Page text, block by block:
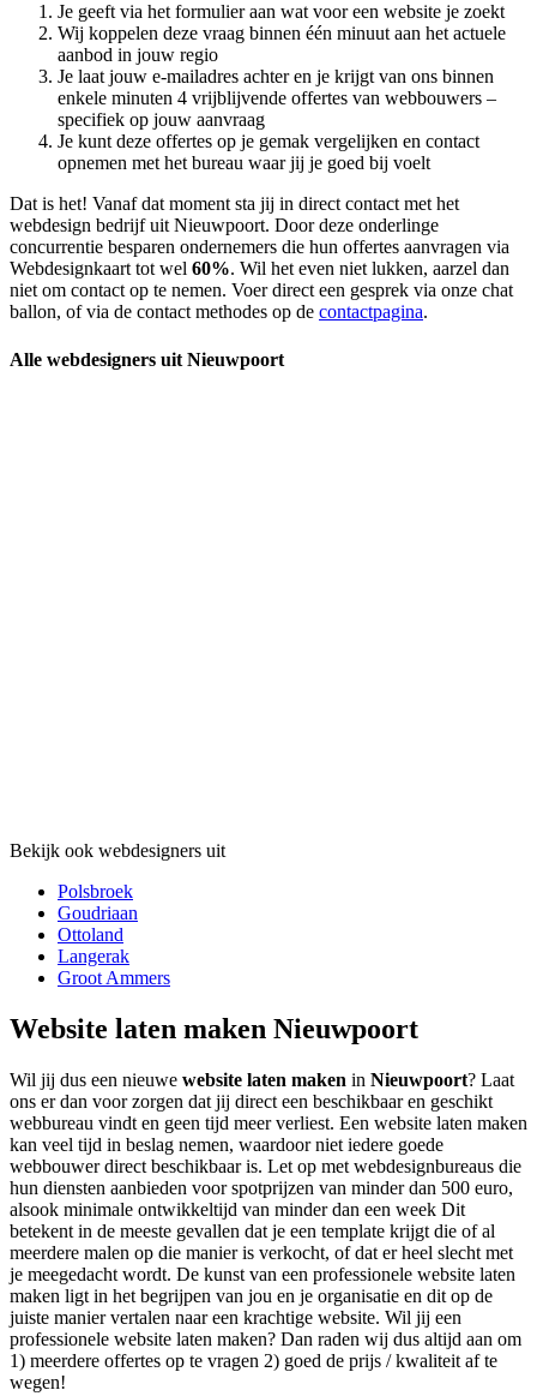
Je geeft via het formulier aan wat voor een website je zoekt
Wij koppelen deze vraag binnen één minuut aan het actuele
aanbod in jouw regio
Je laat jouw e-mailadres achter en je krijgt van ons binnen
enkele minuten 4 vrijblijvende offertes van webbouwers –
specifiek op jouw aanvraag
Je kunt deze offertes op je gemak vergelijken en contact
opnemen met het bureau waar jij je goed bij voelt
Dat is het! Vanaf dat moment sta jij in direct contact met het
webdesign bedrijf uit Nieuwpoort. Door deze onderlinge
concurrentie besparen ondernemers die hun offertes aanvragen via
Webdesignkaart tot wel 60%. Wil het even niet lukken, aarzel dan
niet om contact op te nemen. Voer direct een gesprek via onze chat
ballon, of via de contact methodes op de contactpagina.
Alle webdesigners uit Nieuwpoort
Bekijk ook webdesigners uit
Polsbroek
Goudriaan
Ottoland
Langerak
Groot Ammers
Website laten maken Nieuwpoort
Wil jij dus een nieuwe website laten maken in Nieuwpoort? Laat
ons er dan voor zorgen dat jij direct een beschikbaar en geschikt
webbureau vindt en geen tijd meer verliest. Een website laten maken
kan veel tijd in beslag nemen, waardoor niet iedere goede
webbouwer direct beschikbaar is. Let op met webdesignbureaus die
hun diensten aanbieden voor spotprijzen van minder dan 500 euro,
alsook minimale ontwikkeltijd van minder dan een week Dit
betekent in de meeste gevallen dat je een template krijgt die of al
meerdere malen op die manier is verkocht, of dat er heel slecht met
je meegedacht wordt. De kunst van een professionele website laten
maken ligt in het begrijpen van jou en je organisatie en dit op de
juiste manier vertalen naar een krachtige website. Wil jij een
professionele website laten maken? Dan raden wij dus altijd aan om
1) meerdere offertes op te vragen 2) goed de prijs / kwaliteit af te
wegen!